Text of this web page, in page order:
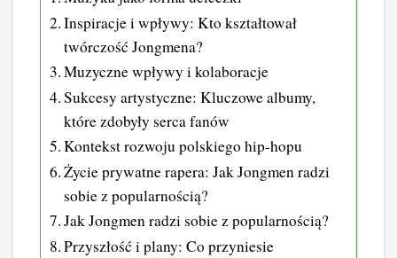
Inspiracje i wpływy: Kto kształtował
twórczość Jongmena?
Muzyczne wpływy i kolaboracje
Sukcesy artystyczne: Kluczowe albumy,
które zdobyły serca fanów
Kontekst rozwoju polskiego hip-hopu
Życie prywatne rapera: Jak Jongmen radzi
sobie z popularnością?
Jak Jongmen radzi sobie z popularnością?
Przyszłość i plany: Co przyniesie